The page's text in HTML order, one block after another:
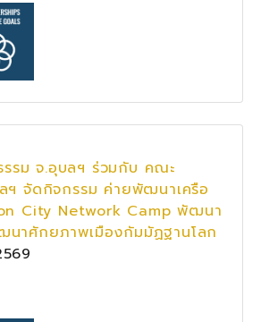
รม จ.อุบลฯ ร่วมกับ คณะ
ฯ จัดกิจกรรม ค่ายพัฒนาเครือ
City Network Camp พัฒนา
นาศักยภาพเมืองกัมมัฏฐานโลก